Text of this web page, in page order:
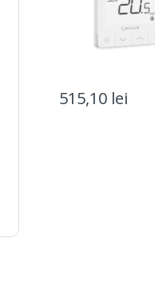
Serviciu
Sameday,
515,10 lei